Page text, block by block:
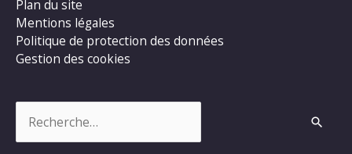
Plan du site
Mentions légales
Politique de protection des données
Gestion des cookies